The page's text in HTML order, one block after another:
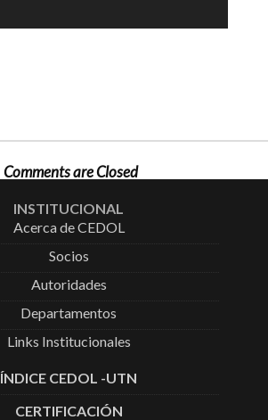
Comments are Closed
INSTITUCIONAL
Acerca de CEDOL
Socios
Autoridades
Departamentos
Links Institucionales
ÍNDICE CEDOL -UTN
CERTIFICACIÓN